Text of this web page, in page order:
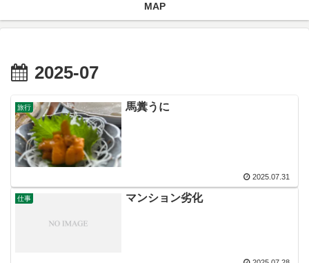
MAP
2025-07
旅行 馬糞うに
2025.07.31
仕事 マンション劣化